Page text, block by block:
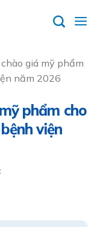
giá mỹ phẩm
năm 2026
phẩm cho
viện